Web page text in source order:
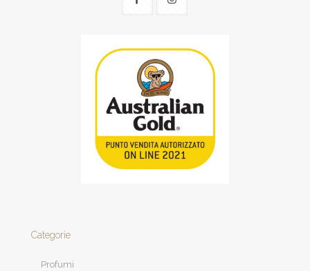
Categorie
Profumi